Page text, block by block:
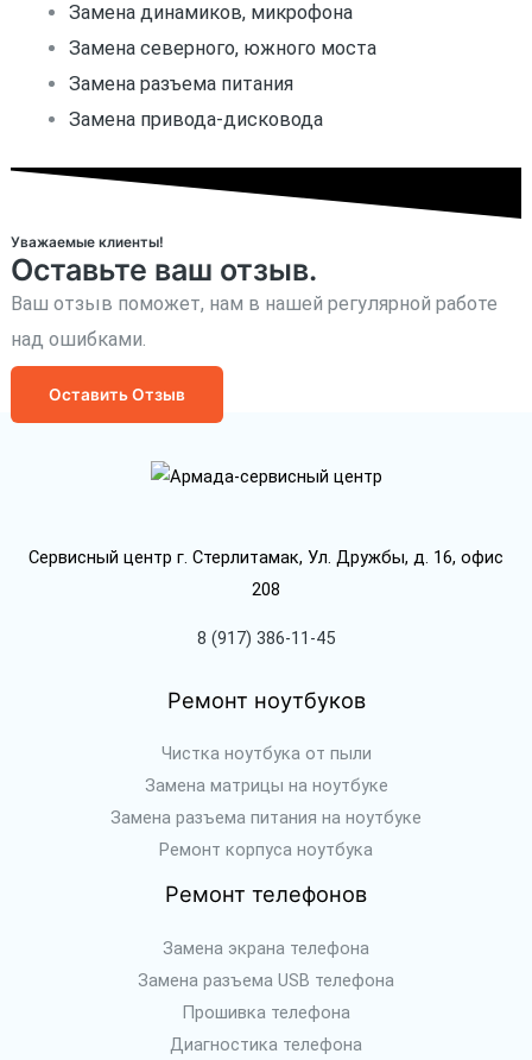
Замена динамиков, микрофона
Замена северного, южного моста
Замена разъема питания
Замена привода-дисковода
Уважаемые клиенты!
Оставьте ваш отзыв.
Ваш отзыв поможет, нам в нашей регулярной работе
над ошибками.
Оставить Отзыв
Сервисный центр г. Стерлитамак, Ул. Дружбы, д. 16, офис
208
8 (917) 386-11-45
Ремонт ноутбуков
Чистка ноутбука от пыли
Замена матрицы на ноутбуке
Замена разъема питания на ноутбуке
Ремонт корпуса ноутбука
Ремонт телефонов
Замена экрана телефона
Замена разъема USB телефона
Прошивка телефона
Диагностика телефона